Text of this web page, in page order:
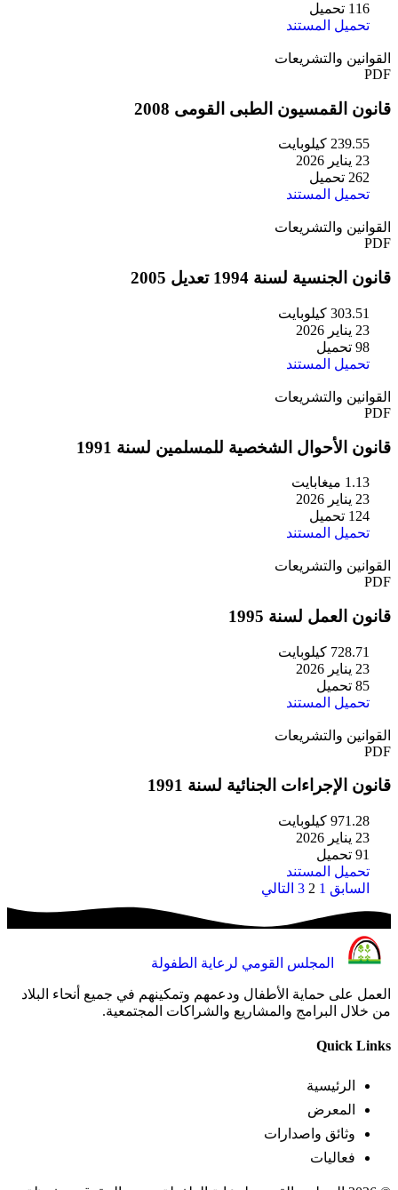
116 تحميل
تحميل المستند
القوانين والتشريعات
PDF
قانون القمسيون الطبى القومى 2008
239.55 كيلوبايت
23 يناير 2026
262 تحميل
تحميل المستند
القوانين والتشريعات
PDF
قانون الجنسية لسنة 1994 تعديل 2005
303.51 كيلوبايت
23 يناير 2026
98 تحميل
تحميل المستند
القوانين والتشريعات
PDF
قانون الأحوال الشخصية للمسلمين لسنة 1991
1.13 ميغابايت
23 يناير 2026
124 تحميل
تحميل المستند
القوانين والتشريعات
PDF
قانون العمل لسنة 1995
728.71 كيلوبايت
23 يناير 2026
85 تحميل
تحميل المستند
القوانين والتشريعات
PDF
قانون الإجراءات الجنائية لسنة 1991
971.28 كيلوبايت
23 يناير 2026
91 تحميل
تحميل المستند
تعدد
صفحات
المقالات
السابق 1
2
3 التالي
المجلس القومي لرعاية الطفولة
العمل على حماية الأطفال ودعمهم وتمكينهم في جميع أنحاء البلاد
من خلال البرامج والمشاريع والشراكات المجتمعية.
Quick Links
الرئيسية
المعرض
وثائق واصدارات
فعاليات